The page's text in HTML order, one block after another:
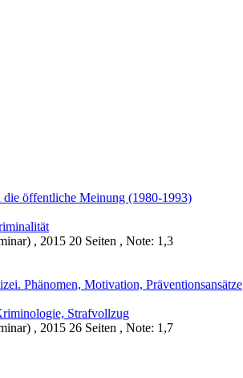
öffentliche Meinung (1980-1993)
, 2015 20 Seiten , Note: 1,3
Phänomen, Motivation, Präventionsansätze
Strafvollzug
, 2015 26 Seiten , Note: 1,7